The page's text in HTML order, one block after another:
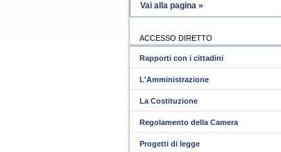
Vai alla pagina »
ACCESSO DIRETTO
Rapporti con i cittadini
L'Amministrazione
La Costituzione
Regolamento della Camera
Progetti di legge